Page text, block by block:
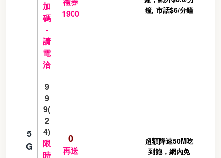
5
G
加
碼
-
請
電
洽
1900
鐘, 市話$6/分鐘
9
9
9(
2
4)
限
時
0
再送
超額降速50M吃
到飽，網內免